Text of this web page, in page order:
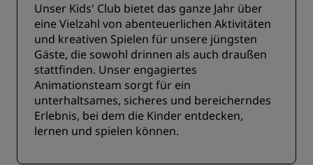
Unser Kids' Club bietet das ganze Jahr über
eine Vielzahl von abenteuerlichen Aktivitäten
und kreativen Spielen für unsere jüngsten
Gäste, die sowohl drinnen als auch draußen
stattfinden. Unser engagiertes
Animationsteam sorgt für ein
unterhaltsames, sicheres und bereicherndes
Erlebnis, bei dem die Kinder entdecken,
lernen und spielen können.